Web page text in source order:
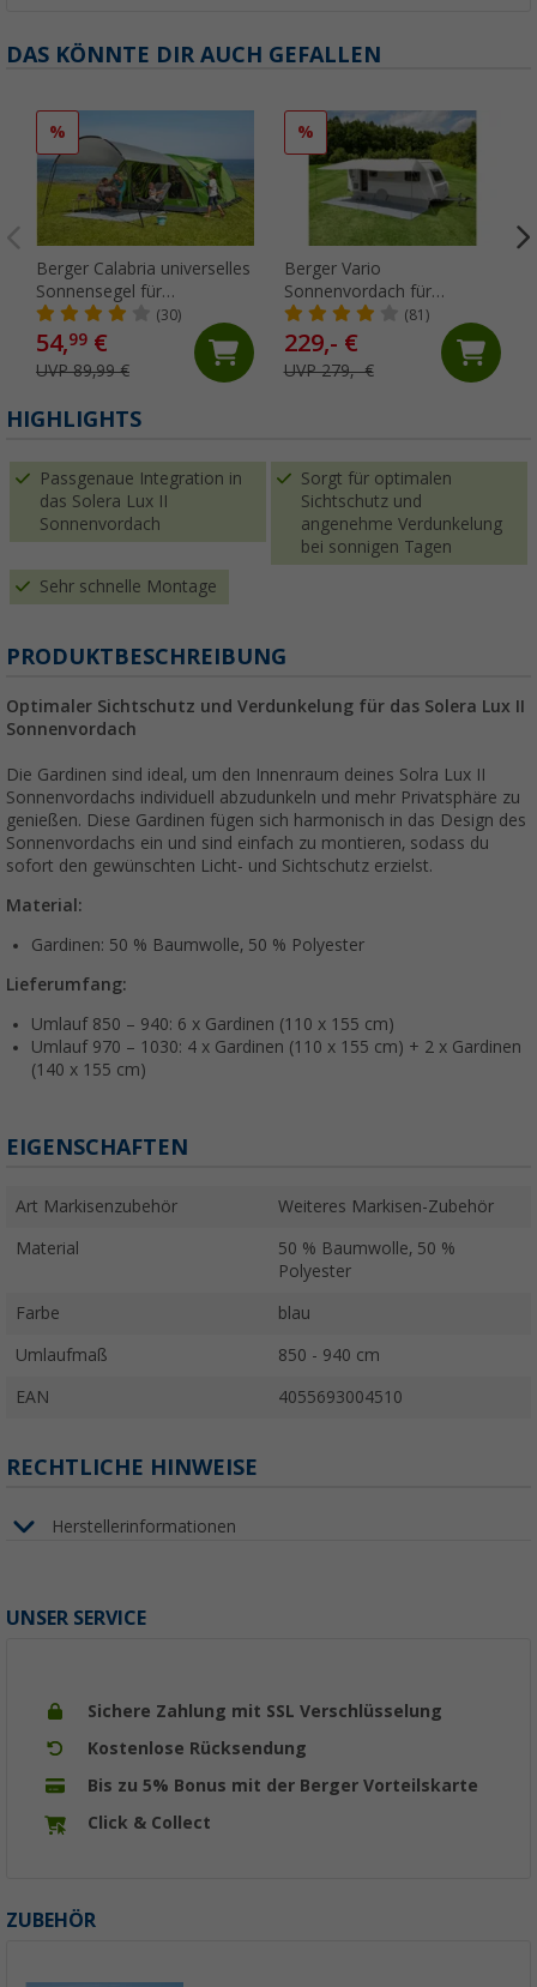
DAS KÖNNTE DIR AUCH GEFALLEN
%
Berger Calabria universelles
Sonnensegel für
Wohnwagen, Bus und Zelt,
Anbauhöhe 180 - 225 cm
(30)
54,99 €
UVP 89,99 €
%
Berger Vario
Sonnenvordach für
Wohnwagen, 600 x 240 cm
(81)
229,- €
UVP 279,- €
HIGHLIGHTS
Passgenaue Integration in
das Solera Lux II
Sonnenvordach
Sorgt für optimalen
Sichtschutz und
angenehme Verdunkelung
bei sonnigen Tagen
Sehr schnelle Montage
PRODUKTBESCHREIBUNG
Optimaler Sichtschutz und Verdunkelung für das Solera Lux II
Sonnenvordach
Die Gardinen sind ideal, um den Innenraum deines Solra Lux II
Sonnenvordachs individuell abzudunkeln und mehr Privatsphäre zu
genießen. Diese Gardinen fügen sich harmonisch in das Design des
Sonnenvordachs ein und sind einfach zu montieren, sodass du
sofort den gewünschten Licht- und Sichtschutz erzielst.
Material:
Gardinen: 50 % Baumwolle, 50 % Polyester
Lieferumfang:
Umlauf 850 – 940: 6 x Gardinen (110 x 155 cm)
Umlauf 970 – 1030: 4 x Gardinen (110 x 155 cm) + 2 x Gardinen
(140 x 155 cm)
EIGENSCHAFTEN
Art Markisenzubehör Weiteres Markisen-Zubehör
Material
50 % Baumwolle, 50 %
Polyester
Farbe blau
Umlaufmaß 850 - 940 cm
EAN 4055693004510
RECHTLICHE HINWEISE
Herstellerinformationen
UNSER SERVICE
Sichere Zahlung mit SSL Verschlüsselung
Kostenlose Rücksendung
Bis zu 5% Bonus mit der Berger Vorteilskarte
Click & Collect
ZUBEHÖR